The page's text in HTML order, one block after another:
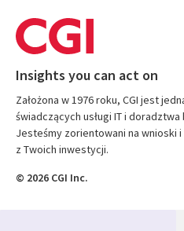
Insights you can act on
Założona w 1976 roku, CGI jest
świadczących usługi IT i
Jesteśmy zorientowani na wnioski
z Twoich inwestycji.
© 2026 CGI Inc.